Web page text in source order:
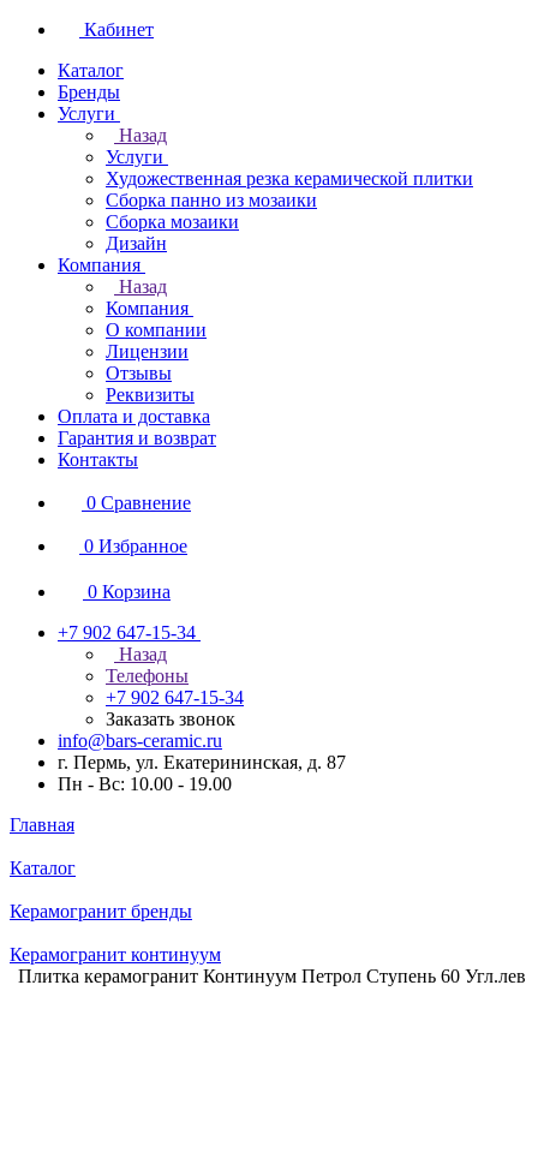
Кабинет
Каталог
Бренды
Услуги
Назад
Услуги
Художественная резка керамической плитки
Сборка панно из мозаики
Сборка мозаики
Дизайн
Компания
Назад
Компания
О компании
Лицензии
Отзывы
Реквизиты
Оплата и доставка
Гарантия и возврат
Контакты
0 Сравнение
0 Избранное
0 Корзина
+7 902 647-15-34
Назад
Телефоны
+7 902 647-15-34
Заказать звонок
info@bars-ceramic.ru
г. Пермь, ул. Екатерининская, д. 87
Пн - Вс: 10.00 - 19.00
Главная
Каталог
Керамогранит бренды
Керамогранит континуум
Плитка керамогранит Континуум Петрол Ступень 60 Угл.лев